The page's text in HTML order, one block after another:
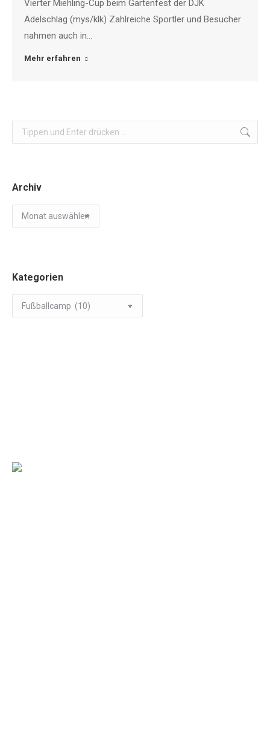
Vierter Miehling-Cup beim Gartenfest der DJK
Adelschlag (mys/klk) Zahlreiche Sportler und Besucher
nahmen auch in…
Mehr erfahren
Search:
Archiv
Archiv
Kategorien
Kategorien